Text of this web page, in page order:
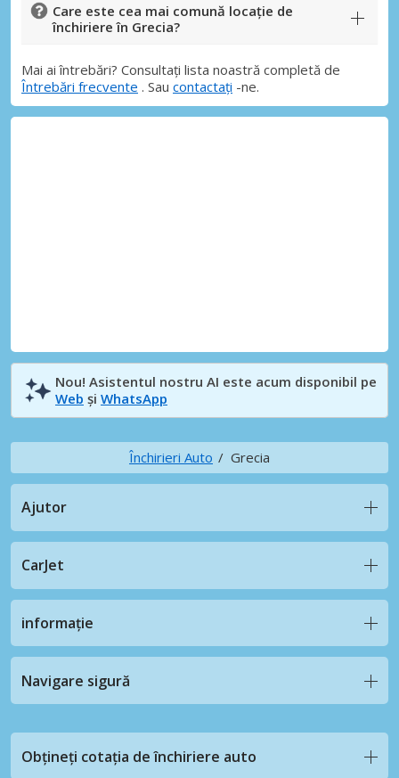
Care este cea mai comună locație de
închiriere în Grecia?
Mai ai întrebări? Consultați lista noastră completă de
Întrebări frecvente . Sau contactați -ne.
Nou! Asistentul nostru AI este acum disponibil pe
Web și WhatsApp
Închirieri Auto Grecia
Ajutor
CarJet
informație
Navigare sigură
Obțineți cotația de închiriere auto